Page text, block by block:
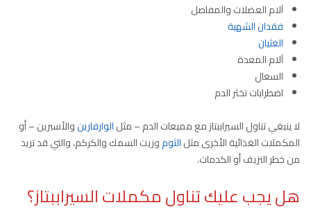
آلام العضلات والمفاصل
فقدان الشهية
الغثيان
آلام المعدة
السعال
اضطرابات تخثر الدم
لا ينبغي تناول السيراببتاز مع مميعات الدم – مثلالوارفارينوالأسبرين – أو
المكملات الغذائية الأخرى مثلالثوموزيت السمك والكركم، والتي قد تزيد
من خطر النزيف أو الكدمات.
هل يجب عليك تناول مكملات السيراببتاز؟